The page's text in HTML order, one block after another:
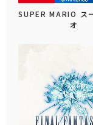
SUPER MARIO ス
オ